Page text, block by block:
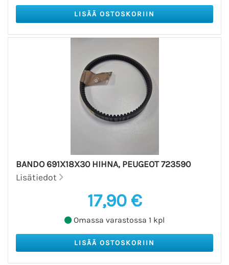
BANDO 691X18X30 HIHNA, PEUGEOT 723590
Lisätiedot
17,90 €
Omassa varastossa 1 kpl